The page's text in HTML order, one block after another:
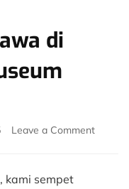
di
Leave a Commenton
, kami sempet